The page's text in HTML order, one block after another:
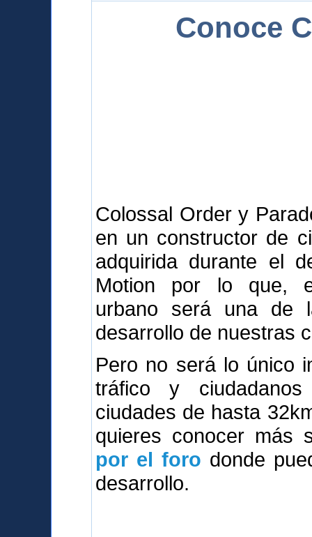
Conoce
Colossal Order y
en un constructor de
adquirida durante el
Motion por lo que,
urbano será una de
desarrollo de nuestras
Pero no será lo único
tráfico y
ciudades de hasta
quieres conocer más
por el foro donde
desarrollo.